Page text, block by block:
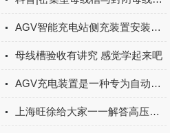
AGV智能充电站侧充装置安装调试、日常维护与使用注意事项全解
母线槽验收有讲究 感觉学起来吧
AGV充电装置是一种专为自动导引车（AGV）提供电能的设备
上海旺徐给大家一一解答高压母线槽的用途及安装方法